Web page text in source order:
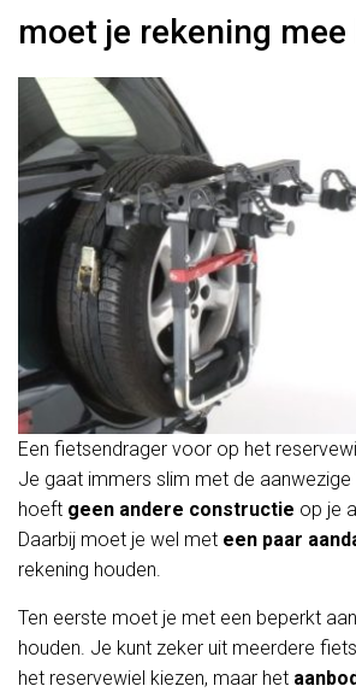
moet je rekening mee
Een fietsendrager voor op het
Je gaat immers slim met de aanwezige
hoeft geen andere constructie op je
Daarbij moet je wel met een paar
rekening houden.
Ten eerste moet je met een beperkt
houden. Je kunt zeker uit meerdere
het reservewiel kiezen, maar het